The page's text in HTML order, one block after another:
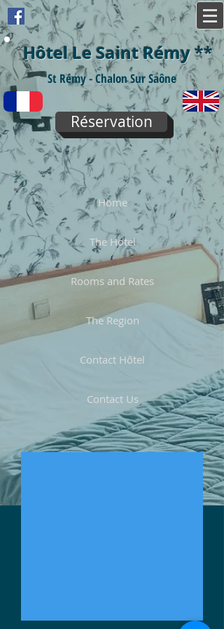
St Rémy - Chalon Sur Saône
Hôtel Le Saint Rémy**
Réservation
Home
The Hotel
Rooms and Rates
The Region
Contact Hôtel
Contact Us